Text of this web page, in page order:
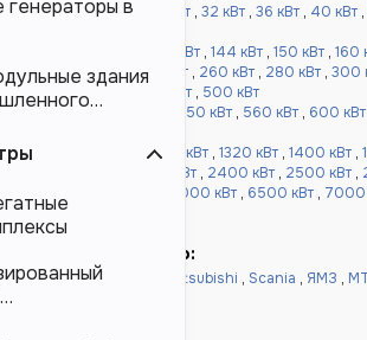
,20 кВт,24 кВт 30 кВт , 32 кВт , 36 кВт , 40 кВт ,
130 кВт , 144 кВт , 150 кВт , 160
240 кВт,250 кВт,256 кВт , 260 кВт , 280 кВт , 300
400 кВт,450 кВт 480 кВт , 500 кВт
кВт: 520 кВт, 550 кВт , 560 кВт , 600 кВт
1100 кВт 1200 кВт , 1320 кВт , 1400 кВт ,
2200 кВт , 2400 кВт , 2500 кВт ,
6000 кВт , 6500 кВт , 7000
по двигателю:
,Baudouin Mitsubishi , Scania , ЯМЗ ,
генераторы в
здания
(БМЗ)